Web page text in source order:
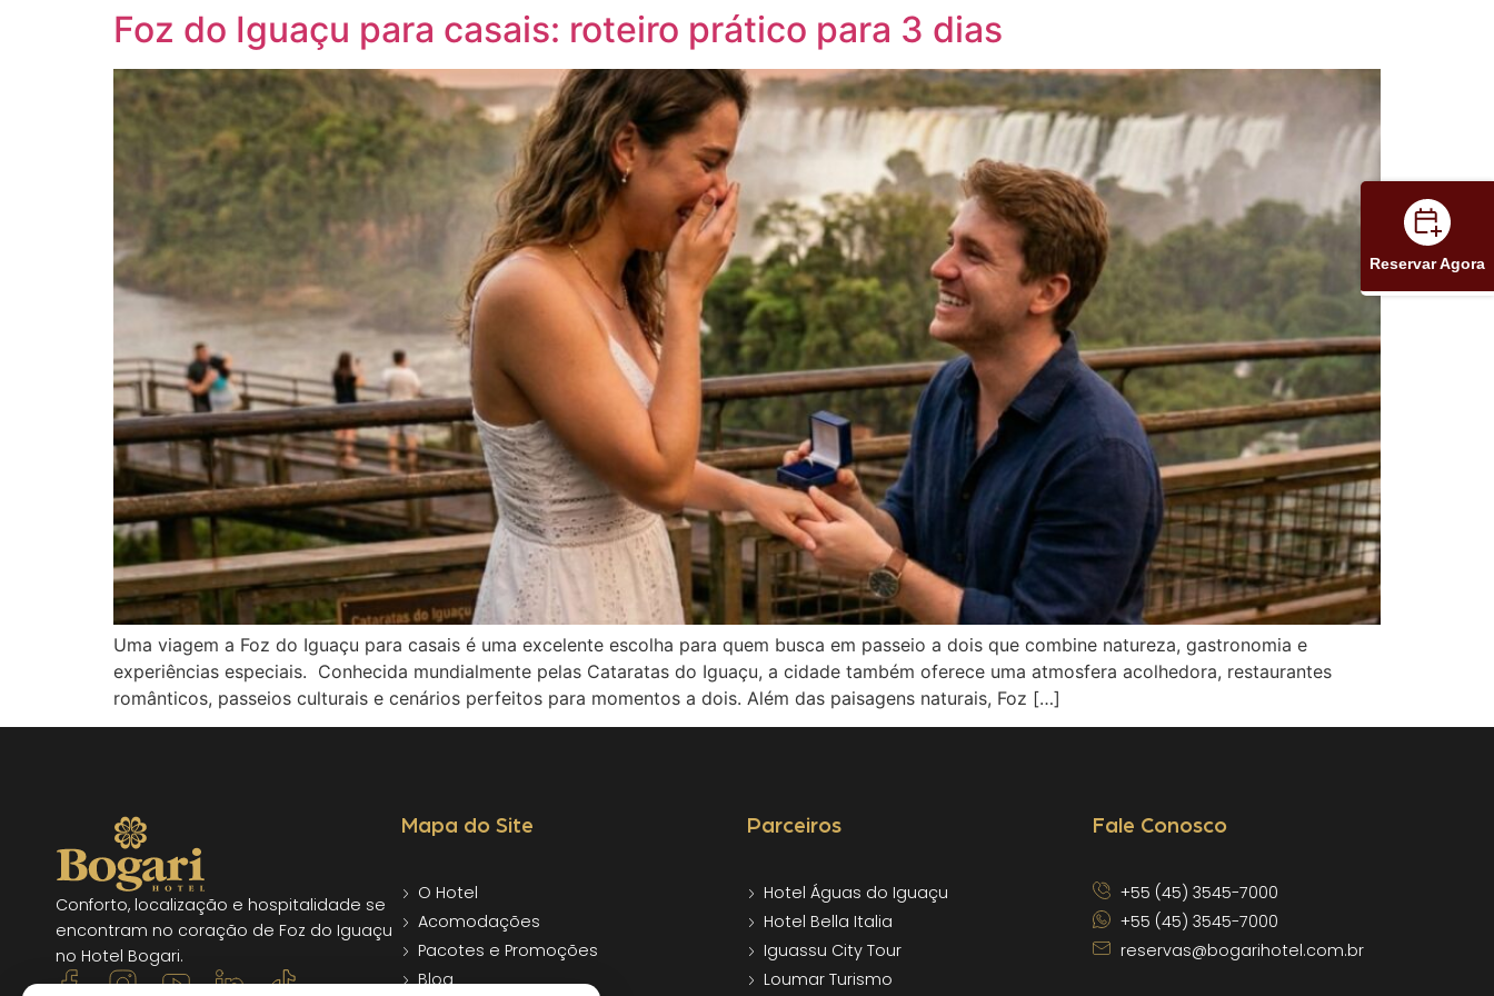
Foz do Iguaçu para casais: roteiro prático para 3 dias
Uma viagem a Foz do Iguaçu para casais é uma excelente escolha para quem busca em passeio a dois que combine natureza, gastronomia e
experiências especiais. Conhecida mundialmente pelas Cataratas do Iguaçu, a cidade também oferece uma atmosfera acolhedora, restaurantes
românticos, passeios culturais e cenários perfeitos para momentos a dois. Além das paisagens naturais, Foz […]
Conforto, localização e hospitalidade se
encontram no coração de Foz do Iguaçu
no Hotel Bogari.
Mapa do Site
O Hotel
Acomodações
Pacotes e Promoções
Blog
Parceiros
Hotel Águas do Iguaçu
Hotel Bella Italia
Iguassu City Tour
Loumar Turismo
Fale Conosco
+55 (45) 3545-7000
+55 (45) 3545-7000
reservas@bogarihotel.com.br
Reservar Agora